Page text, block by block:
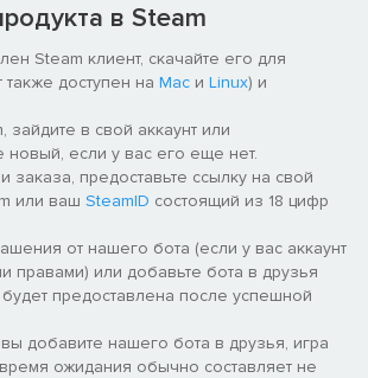
игроку возможность побыть в роли
у которых свои теории и сомнения.
управление припасами, сбор
загадок в окружении и общая
игрокам перенестись на несколько
и задрожать от ужаса при встрече с их
дневным кошмаром.
в Steam
Steam клиент, скачайте его для
также доступен на Mac и Linux) и
зайдите в свой аккаунт или
новый, если у вас его еще нет.
предоставьте ссылку на свой
или ваш SteamID состоящий из 18 цифр
от нашего бота (если у вас аккаунт
правами) или добавьте бота в друзья
предоставлена после успешной
добавите нашего бота в друзья, игра
ожидания обычно составляет не